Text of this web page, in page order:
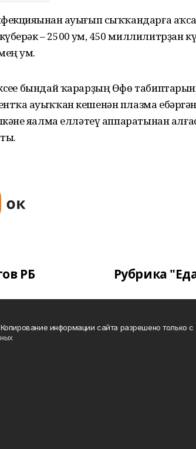
һауығып сыҡҡандарға
– 2500 һум, 450 миллилитрҙан
һум.
бындай ҡарарҙың Өфө
һауыҡҡан кешенән плазма
яһалма елләтеү аппаратынан
РБ Рубрика
информации сайта разрешено только с